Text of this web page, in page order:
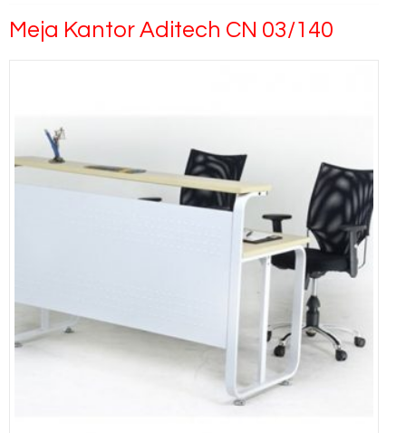
Meja Kantor Aditech CN 03/140